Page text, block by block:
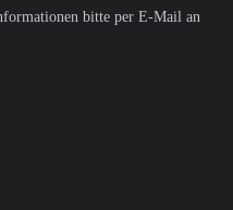
bitte per E-Mail an